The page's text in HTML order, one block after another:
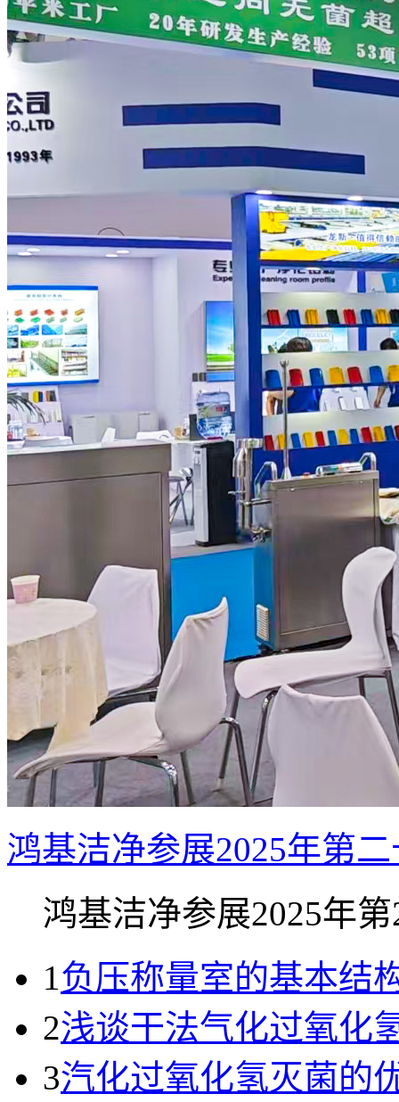
鸿基洁净参展2025年第
鸿基洁净参展2025年第
1负压称量室的基本结
2浅谈干法气化过氧化
3汽化过氧化氢灭菌的